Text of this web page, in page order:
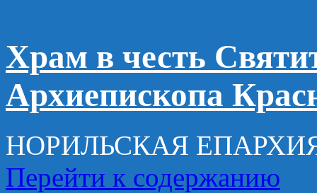
Храм в честь
Архиепископа
НОРИЛЬСКАЯ
Перейти к содержанию